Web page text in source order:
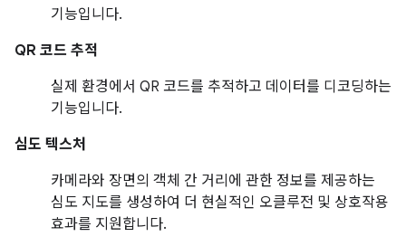
기능입니다.
QR 코드 추적
실제 환경에서 QR 코드를 추적하고 데이터를 디코딩하는
기능입니다.
심도 텍스처
카메라와 장면의 객체 간 거리에 관한 정보를 제공하는
심도 지도를 생성하여 더 현실적인 오클루전 및 상호작용
효과를 지원합니다.